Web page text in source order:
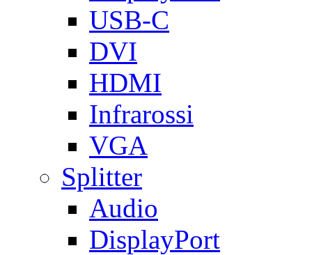
USB-C
DVI
HDMI
Infrarossi
VGA
Splitter
Audio
DisplayPort